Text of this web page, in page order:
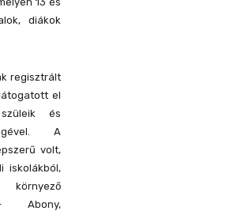
diákok
regisztrált
el
és
A
volt,
iskolákból,
Abony,